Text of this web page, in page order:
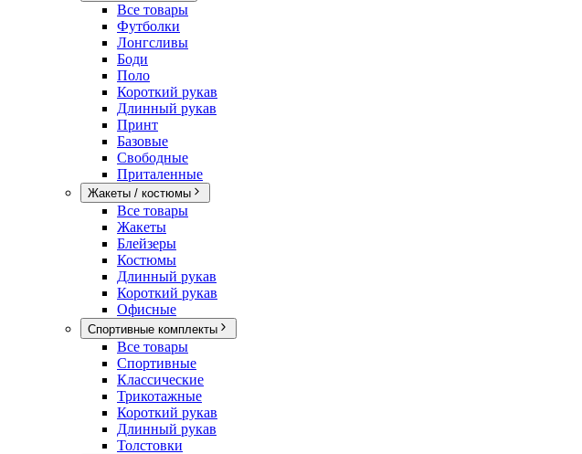
Все товары
Футболки
Лонгсливы
Боди
Поло
Короткий рукав
Длинный рукав
Принт
Базовые
Свободные
Приталенные
Жакеты / костюмы
Все товары
Жакеты
Блейзеры
Костюмы
Длинный рукав
Короткий рукав
Офисные
Спортивные комплекты
Все товары
Спортивные
Классические
Трикотажные
Короткий рукав
Длинный рукав
Толстовки